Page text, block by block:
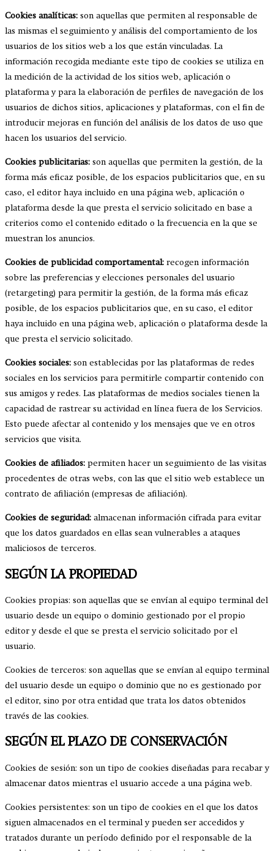
Cookies analíticas: son aquellas que permiten al responsable de
las mismas el seguimiento y análisis del comportamiento de los
usuarios de los sitios web a los que están vinculadas. La
información recogida mediante este tipo de cookies se utiliza en
la medición de la actividad de los sitios web, aplicación o
plataforma y para la elaboración de perfiles de navegación de los
usuarios de dichos sitios, aplicaciones y plataformas, con el fin de
introducir mejoras en función del análisis de los datos de uso que
hacen los usuarios del servicio.
Cookies publicitarias: son aquellas que permiten la gestión, de la
forma más eficaz posible, de los espacios publicitarios que, en su
caso, el editor haya incluido en una página web, aplicación o
plataforma desde la que presta el servicio solicitado en base a
criterios como el contenido editado o la frecuencia en la que se
muestran los anuncios.
Cookies de publicidad comportamental: recogen información
sobre las preferencias y elecciones personales del usuario
(retargeting) para permitir la gestión, de la forma más eficaz
posible, de los espacios publicitarios que, en su caso, el editor
haya incluido en una página web, aplicación o plataforma desde la
que presta el servicio solicitado.
Cookies sociales: son establecidas por las plataformas de redes
sociales en los servicios para permitirle compartir contenido con
sus amigos y redes. Las plataformas de medios sociales tienen la
capacidad de rastrear su actividad en línea fuera de los Servicios.
Esto puede afectar al contenido y los mensajes que ve en otros
servicios que visita.
Cookies de afiliados: permiten hacer un seguimiento de las visitas
procedentes de otras webs, con las que el sitio web establece un
contrato de afiliación (empresas de afiliación).
Cookies de seguridad: almacenan información cifrada para evitar
que los datos guardados en ellas sean vulnerables a ataques
maliciosos de terceros.
SEGÚN LA PROPIEDAD
Cookies propias: son aquellas que se envían al equipo terminal del
usuario desde un equipo o dominio gestionado por el propio
editor y desde el que se presta el servicio solicitado por el
usuario.
Cookies de terceros: son aquellas que se envían al equipo terminal
del usuario desde un equipo o dominio que no es gestionado por
el editor, sino por otra entidad que trata los datos obtenidos
través de las cookies.
SEGÚN EL PLAZO DE CONSERVACIÓN
Cookies de sesión: son un tipo de cookies diseñadas para recabar y
almacenar datos mientras el usuario accede a una página web.
Cookies persistentes: son un tipo de cookies en el que los datos
siguen almacenados en el terminal y pueden ser accedidos y
tratados durante un período definido por el responsable de la